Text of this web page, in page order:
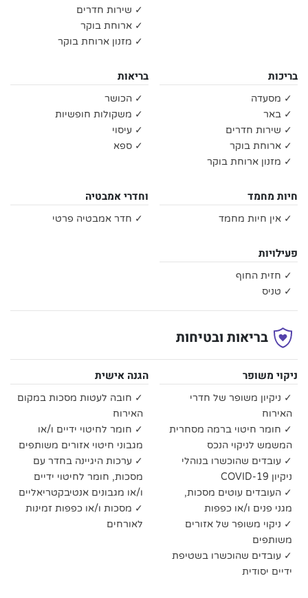
✓ שירות חדרים
✓ ארוחת בוקר
✓ מזנון ארוחת בוקר
בריכות
✓ מסעדה
✓ באר
✓ שירות חדרים
✓ ארוחת בוקר
✓ מזנון ארוחת בוקר
בריאות
✓ הכושר
✓ משקולות חופשיות
✓ עיסוי
✓ ספא
חיות מחמד
✓ אין חיות מחמד
וחדרי אמבטיה
✓ חדר אמבטיה פרטי
פעילויות
✓ חזית החוף
✓ טניס
בריאות ובטיחות
ניקוי משופר
✓ ניקיון משופר של חדרי
האירוח
✓ חומר חיטוי ברמה מסחרית
המשמש לניקוי הנכס
✓ עובדים שהוכשרו בנוהלי
ניקיון COVID-19
✓ העובדים עוטים מסכות,
מגני פנים ו/או כפפות
✓ ניקוי משופר של אזורים
משותפים
✓ עובדים שהוכשרו בשטיפת
ידיים יסודית
הגנה אישית
✓ חובה לעטות מסכות במקום
האירוח
✓ חומר לחיטוי ידיים ו/או
מגבוני חיטוי אזורים משותפים
✓ ערכות היגיינה בחדר עם
מסכות, חומר לחיטוי ידיים
ו/או מגבונים אנטיבקטריאליים
✓ מסכות ו/או כפפות זמינות
לאורחים